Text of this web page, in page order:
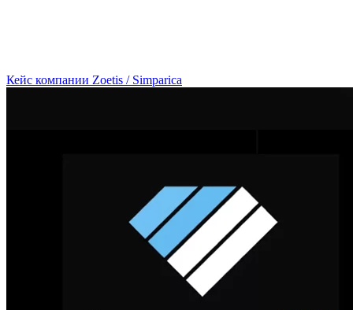
Кейс компании Zoetis / Simparica